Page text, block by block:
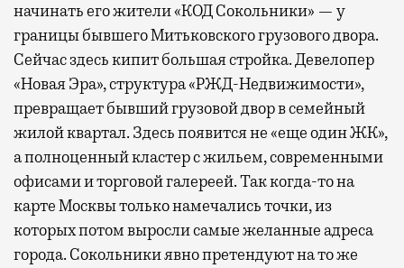
начинать его жители «КОД Сокольники» — у
границы бывшего Митьковского грузового двора.
Сейчас здесь кипит большая стройка. Девелопер
«Новая Эра», структура «РЖД-Недвижимости»,
превращает бывший грузовой двор в семейный
жилой квартал. Здесь появится не «еще один ЖК»,
а полноценный кластер с жильем, современными
офисами и торговой галереей. Так когда-то на
карте Москвы только намечались точки, из
которых потом выросли самые желанные адреса
города. Сокольники явно претендуют на то же